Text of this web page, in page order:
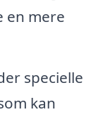
en mere
specielle
kan